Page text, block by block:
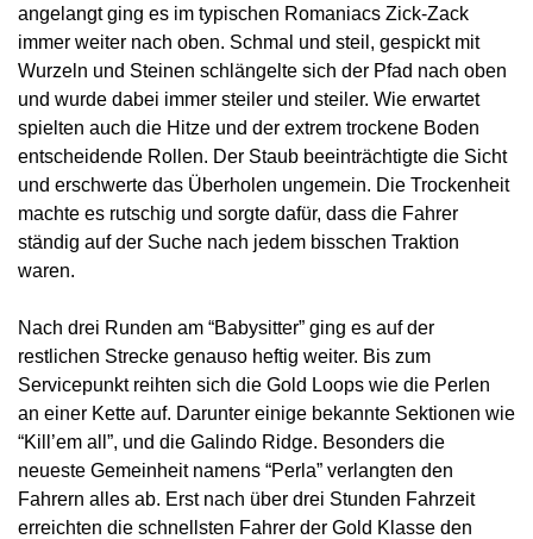
angelangt ging es im typischen Romaniacs Zick-Zack
immer weiter nach oben. Schmal und steil, gespickt mit
Wurzeln und Steinen schlängelte sich der Pfad nach oben
und wurde dabei immer steiler und steiler. Wie erwartet
spielten auch die Hitze und der extrem trockene Boden
entscheidende Rollen. Der Staub beeinträchtigte die Sicht
und erschwerte das Überholen ungemein. Die Trockenheit
machte es rutschig und sorgte dafür, dass die Fahrer
ständig auf der Suche nach jedem bisschen Traktion
waren.
Nach drei Runden am “Babysitter” ging es auf der
restlichen Strecke genauso heftig weiter. Bis zum
Servicepunkt reihten sich die Gold Loops wie die Perlen
an einer Kette auf. Darunter einige bekannte Sektionen wie
“Kill’em all”, und die Galindo Ridge. Besonders die
neueste Gemeinheit namens “Perla” verlangten den
Fahrern alles ab. Erst nach über drei Stunden Fahrzeit
erreichten die schnellsten Fahrer der Gold Klasse den